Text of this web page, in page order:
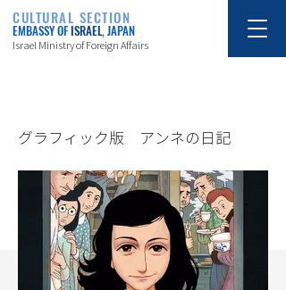
CULTURAL SECTION
EMBASSY OFISRAEL, JAPAN
Israel Ministry of Foreign Affairs
グラフィック版 アンネの日記